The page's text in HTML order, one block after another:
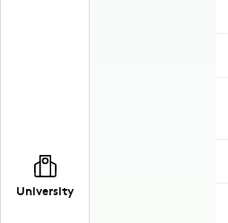
University